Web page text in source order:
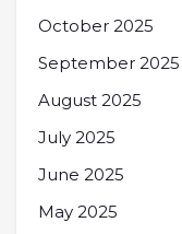
October 2025
September 2025
August 2025
July 2025
June 2025
May 2025